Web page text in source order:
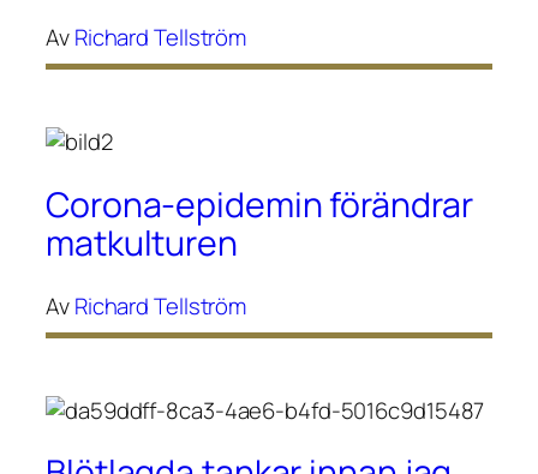
AvRichard Tellström
Corona-epidemin förändrar
matkulturen
AvRichard Tellström